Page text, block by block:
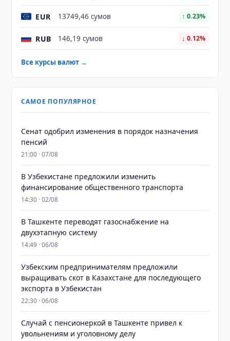
EUR 13749,46 сумов ↑ 0.23%
RUB 146,19 сумов ↓ 0.12%
Все курсы валют →
САМОЕ ПОПУЛЯРНОЕ
Сенат одобрил изменения в порядок назначения
пенсий
21:00 · 07/08
В Узбекистане предложили изменить
финансирование общественного транспорта
14:30 · 02/08
В Ташкенте переводят газоснабжение на
двухэтапную систему
14:49 · 06/08
Узбекским предпринимателям предложили
выращивать скот в Казахстане для последующего
экспорта в Узбекистан
22:30 · 06/08
Случай с пенсионеркой в Ташкенте привел к
увольнениям и уголовному делу